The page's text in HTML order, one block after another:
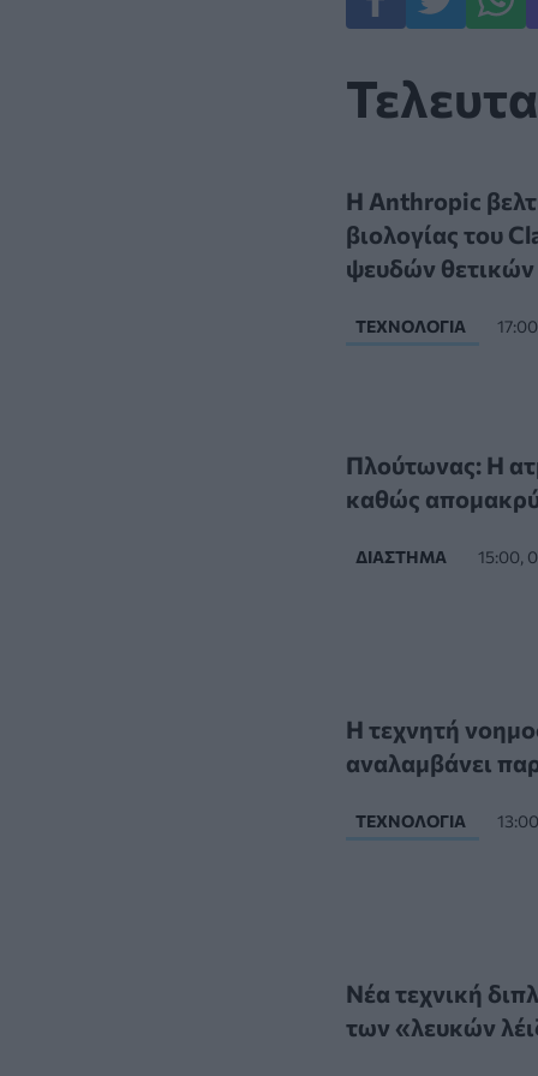
Η Anthropic
βιολογίας του
ψευδών
ΤΕΧΝΟΛΟΓΊΑ
Πλούτωνας: Η
καθώς
ΔΙΆΣΤΗΜΑ 15:00,
Η τεχνητή
αναλαμβάνει
ΤΕΧΝΟΛΟΓΊΑ
Νέα τεχνική
των «λευκών